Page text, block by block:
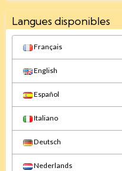
Langues disponibles
Français
English
Español
Italiano
Deutsch
Nederlands